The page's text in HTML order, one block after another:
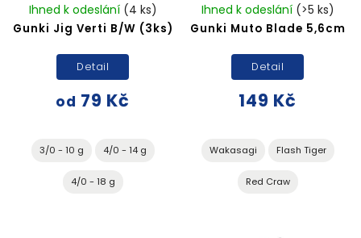
Gunki Jig Verti B/W (3ks)
Ihned k odeslání (4 ks)
od 79 Kč
Detail
3/0 - 10 g 4/0 - 14 g
4/0 - 18 g
Gunki Muto Blade 5,6cm
Ihned k odeslání (>5 ks)
149 Kč
Detail
Wakasagi Flash Tiger
Red Craw